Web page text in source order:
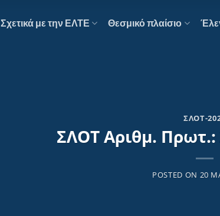
Σχετικά με την ΕΛΤΕ Θεσμικό πλαίσιο
ΣΛΟΤ-
ΣΛΟΤ Αριθμ. Πρωτ.:
POSTED ON 20